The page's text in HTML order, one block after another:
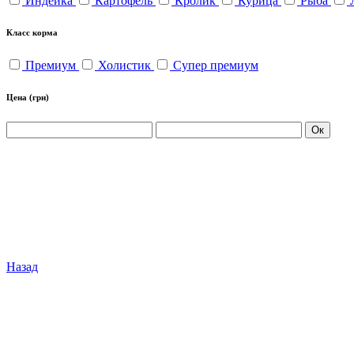
Класс корма
Премиум Холистик Супер премиум
Цена (грн)
Ок
Назад